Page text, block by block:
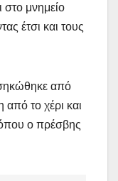
στο μνημείο
έτσι και τους
από
το χέρι και
ο πρέσβης